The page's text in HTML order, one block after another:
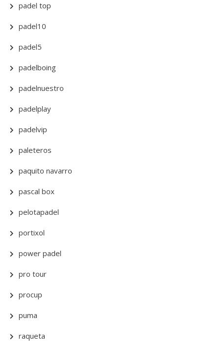
padel top
padel10
padel5
padelboing
padelnuestro
padelplay
padelvip
paleteros
paquito navarro
pascal box
pelotapadel
portixol
power padel
pro tour
procup
puma
raqueta